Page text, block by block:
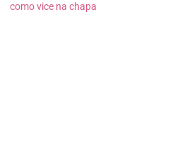
como vice na chapa